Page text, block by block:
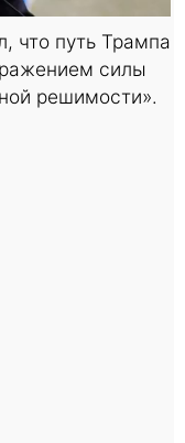
что путь Трампа
силы
решимости».